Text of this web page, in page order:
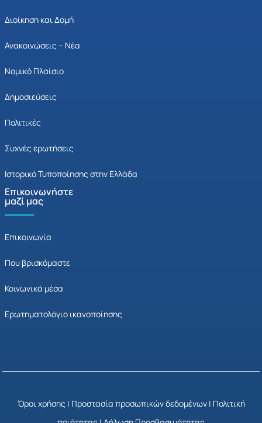
Διοίκηση και Δομή
Ανακοινώσεις – Νέα
Νομικό Πλαίσιο
Δημοσιεύσεις
Πολιτικές
Συχνές ερωτήσεις
Ιστορικό Τυποποίησης στην Ελλάδα
Επικοινωνήστε
μαζί μας
Επικοινωνία
Που βρισκόμαστε
Κοινωνικά μέσα
Ερωτηματολόγιο ικανοποίησης
Όροι χρήσης | Προστασία προσωπικών δεδομένων| Πολιτική